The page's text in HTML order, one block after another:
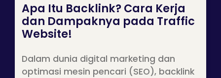
Apa Itu Backlink? Cara Kerja
dan Dampaknya pada Traffic
Website!
Dalam dunia digital marketing dan
optimasi mesin pencari (SEO), backlink